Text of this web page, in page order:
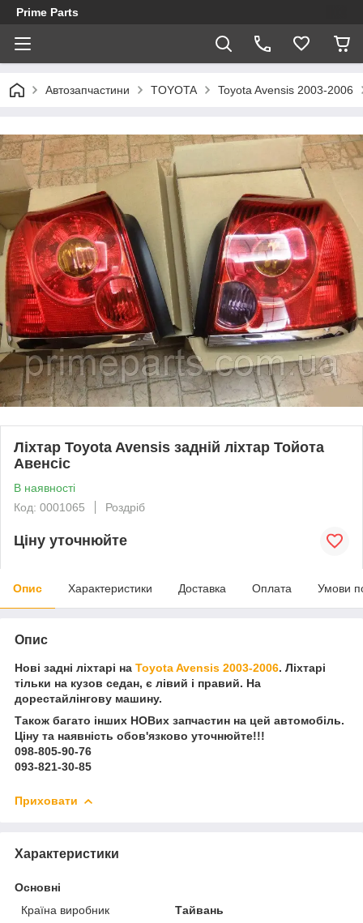
Prime Parts
Автозапчастини TOYOTA Toyota Avensis 2003-2006
Ліхтар Toyota Avensis задній ліхтар Тойота
Авенсіс
В наявності
Код: 0001065
Роздріб
Ціну уточнюйте
Опис Характеристики Доставка Оплата Умови
Опис
Нові задні ліхтарі на Toyota Avensis 2003-2006. Ліхтарі
тільки на кузов седан, є лівий і правий. На
дорестайлінгову машину.
Також багато інших НОВих запчастин на цей автомобіль.
Ціну та наявність обов'язково уточнюйте!!!
098-805-90-76
093-821-30-85
Приховати
Характеристики
Основні
Країна виробник
Тайвань